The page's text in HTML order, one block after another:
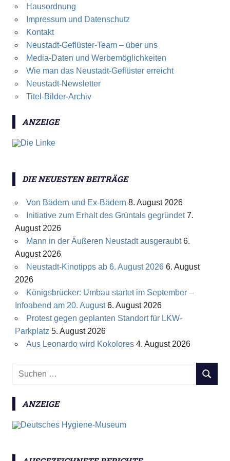
Hausordnung
Impressum und Datenschutz
Kontakt
Neustadt-Geflüster-Team – über uns
Media-Daten und Werbemöglichkeiten
Wie man das Neustadt-Geflüster erreicht
Neustadt-Newsletter
Titel-Bilder-Archiv
ANZEIGE
DIE NEUESTEN BEITRÄGE
Von Bädern und Ex-Bädern 8. August 2026
Initiative zum Erhalt des Grüntals gegründet 7.
August 2026
Mann in der Äußeren Neustadt ausgeraubt 6.
August 2026
Neustadt-Kinotipps ab 6. August 2026 6. August
2026
Königsbrücker: Umbau startet im September –
Infoabend am 20. August 6. August 2026
Protest gegen geplanten Standort für LKW-
Parkplatz 5. August 2026
Aus Leonardo wird Kokolores 4. August 2026
c
e
S
ANZEIGE